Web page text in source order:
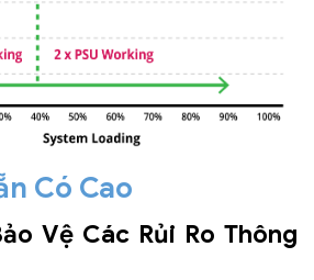
Có Cao
Vệ Các Rủi Ro Thông